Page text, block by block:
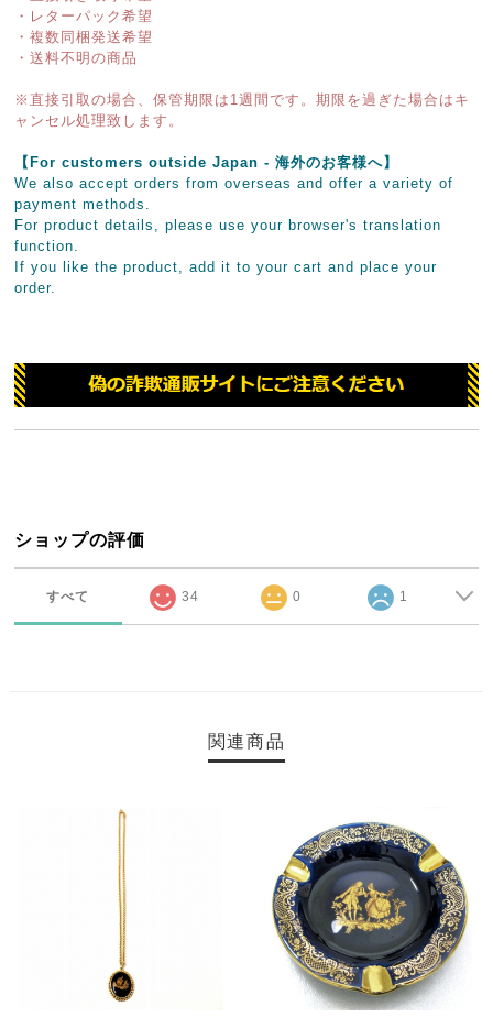
・レターパック希望
・複数同梱発送希望
・送料不明の商品
※直接引取の場合、保管期限は1週間です。期限を過ぎた場合はキ
ャンセル処理致します。
【For customers outside Japan - 海外のお客様へ】
We also accept orders from overseas and offer a variety of
payment methods.
For product details, please use your browser's translation
function.
If you like the product, add it to your cart and place your
order.
ショップの評価
すべて 34 0 1
関連商品